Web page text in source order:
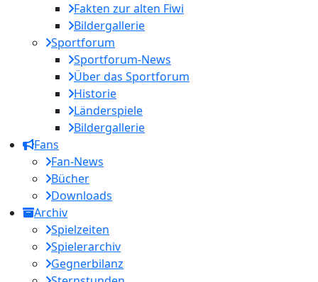
Fakten zur alten Fiwi
Bildergallerie
Sportforum
Sportforum-News
Über das Sportforum
Historie
Länderspiele
Bildergallerie
Fans
Fan-News
Bücher
Downloads
Archiv
Spielzeiten
Spielerarchiv
Gegnerbilanz